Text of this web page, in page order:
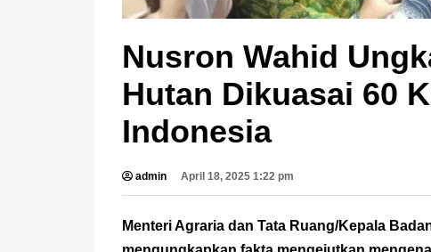
Nusron Wahid
Hutan Dikuasai 60
Indonesia
admin April 18, 2025 1:22 pm
Menteri Agraria dan Tata Ruang/Kepala